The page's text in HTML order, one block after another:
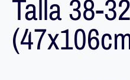
Talla 38-32